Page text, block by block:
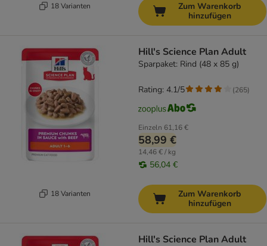
18 Varianten
Zum Warenkorb
hinzufügen
18 Varianten
Hill's Science Plan Adult
Sparpaket: Rind (48 x 85 g)
Einzeln 61,16 €
58,99 €
14,46 € / kg
56,04 €
Rating: 4.1/5 (265)
Zum Warenkorb
hinzufügen
Hill's Science Plan Adult